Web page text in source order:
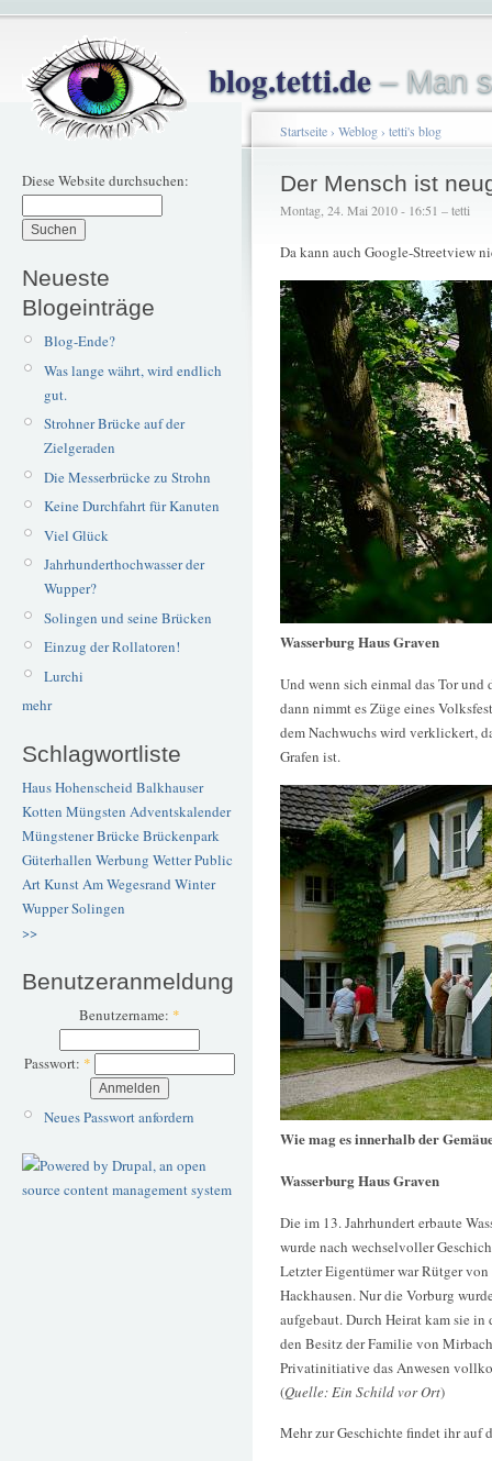
blog.tetti.de– Man
Diese Website durchsuchen:
Neueste
Blogeinträge
Blog-Ende?
Was lange währt, wird endlich
gut.
Strohner Brücke auf der
Zielgeraden
Die Messerbrücke zu Strohn
Keine Durchfahrt für Kanuten
Viel Glück
Jahrhunderthochwasser der
Wupper?
Solingen und seine Brücken
Einzug der Rollatoren!
Lurchi
mehr
Schlagwortliste
Haus Hohenscheid Balkhauser
Kotten Müngsten Adventskalender
Müngstener BrückeBrückenpark
Güterhallen Werbung WetterPublic
ArtKunstAm Wegesrand Winter
WupperSolingen
>>
Benutzeranmeldung
Benutzername: *
Passwort: *
Neues Passwort anfordern
Startseite› Weblog› tetti's blog
Der Mensch ist
Montag, 24. Mai 2010 - 16:51 – tetti
Da kann auch Google-Streetview
Wasserburg Haus Graven
Und wenn sich einmal das Tor
dann nimmt es Züge eines
dem Nachwuchs wird verklickert,
Grafen ist.
Wie mag es innerhalb der
Wasserburg Haus Graven
Die im 13. Jahrhundert erbaute
wurde nach wechselvoller
Letzter Eigentümer war Rütger
Hackhausen. Nur die Vorburg
aufgebaut. Durch Heirat kam sie
den Besitz der Familie von
Privatinitiative das Anwesen
(Quelle: Ein Schild vor Ort)
Mehr zur Geschichte findet ihr auf